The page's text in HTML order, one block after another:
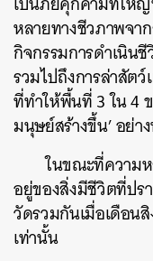
หลายทางชีวภาพจา
กิจกรรมการดำเนิน
รวมไปถึงการล่าสัต
ที่ทำให้พื้นที่ 3 ใน 4
มนุษย์สร้างขึ้น’ อย่า
ในขณะที่ความ
อยู่ของสิ่งมีชีวิตที่ปร
วัดรวมกันเมื่อเดือน
เท่านั้น